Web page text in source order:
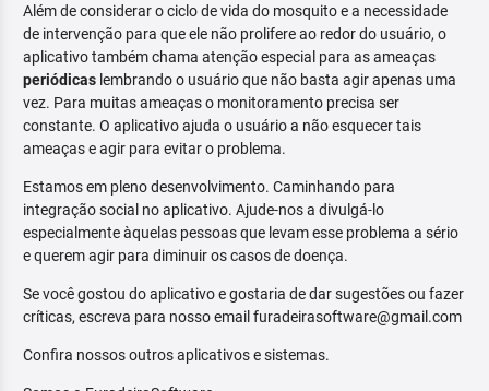
Além de considerar o ciclo de vida do mosquito e a necessidade
de intervenção para que ele não prolifere ao redor do usuário, o
aplicativo também chama atenção especial para as ameaças
periódicas lembrando o usuário que não basta agir apenas uma
vez. Para muitas ameaças o monitoramento precisa ser
constante. O aplicativo ajuda o usuário a não esquecer tais
ameaças e agir para evitar o problema.
Estamos em pleno desenvolvimento. Caminhando para
integração social no aplicativo. Ajude-nos a divulgá-lo
especialmente àquelas pessoas que levam esse problema a sério
e querem agir para diminuir os casos de doença.
Se você gostou do aplicativo e gostaria de dar sugestões ou fazer
críticas, escreva para nosso email furadeirasoftware@gmail.com
Confira nossos outros aplicativos e sistemas.